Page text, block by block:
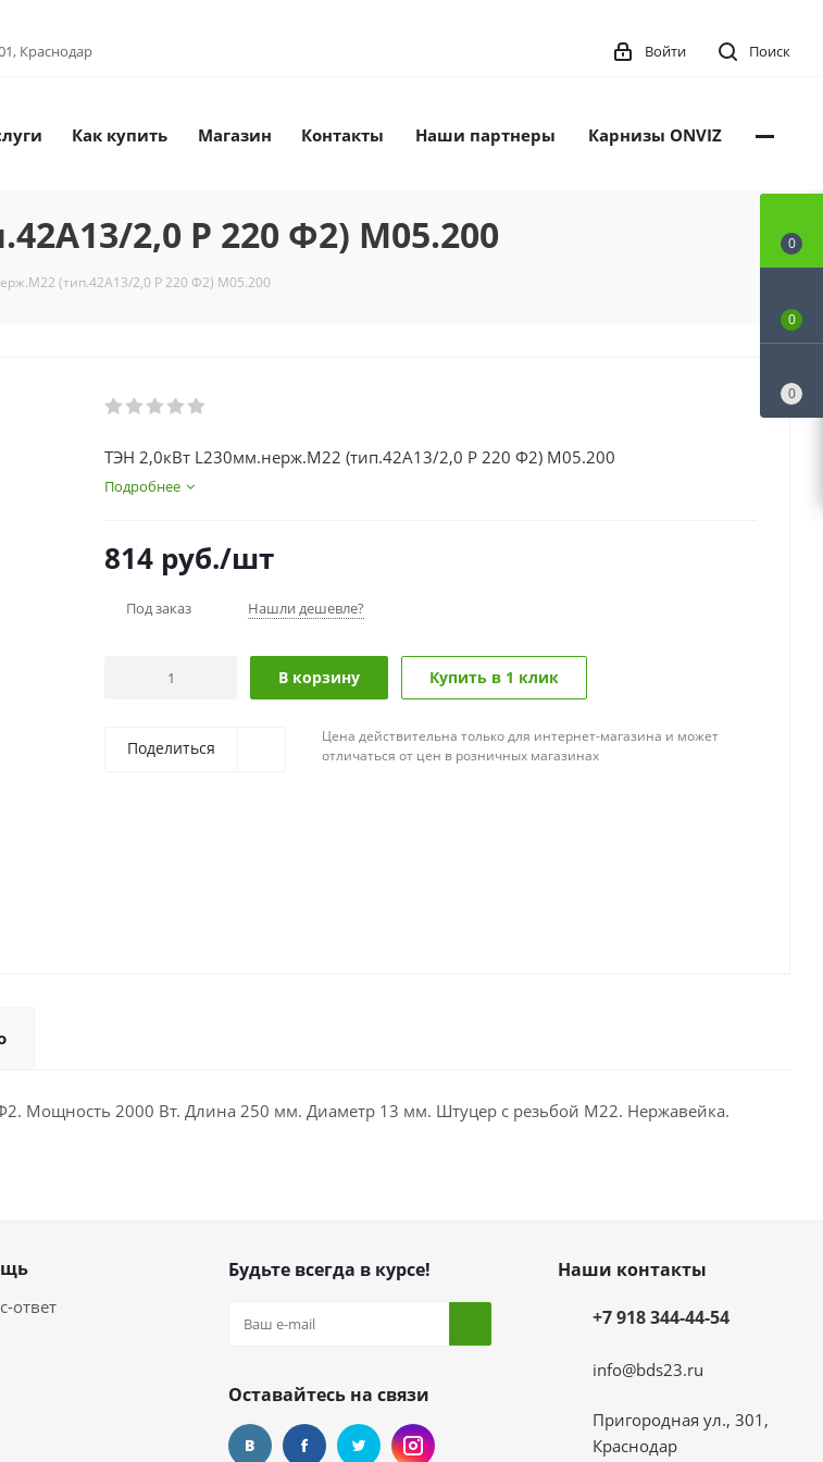
Краснодар Поиск
Войти
Как купить Магазин Контакты Наши партнеры Карнизы ONVIZ
2,0 Р 220 Ф2) М05.200
(тип.42А13/2,0 Р 220 Ф2) М05.200
ТЭН 2,0кВт L230мм.нерж.M22 (тип.42А13/2,0 Р 220 Ф2) М05.200
Подробнее
814 руб./шт
Под заказ Нашли дешевле?
В корзину Купить в 1 клик
Поделиться
Цена действительна только для интернет-магазина и может
отличаться от цен в розничных магазинах
Мощность 2000 Вт. Длина 250 мм. Диаметр 13 мм. Штуцер с резьбой M22. Нержавейка.
ответ
Будьте всегда в курсе!
Оставайтесь на связи
Наши контакты
+7 918 344-44-54
info@bds23.ru
Пригородная ул., 301,
Краснодар
0
0
0